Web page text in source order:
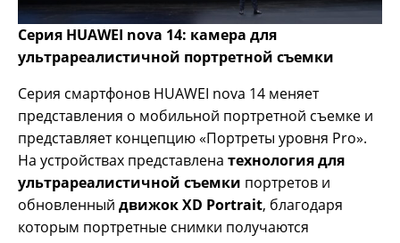
Серия HUAWEI nova 14: камера для
ультрареалистичной портретной съемки
Серия смартфонов HUAWEI nova 14 меняет
представления о мобильной портретной съемке и
представляет концепцию «Портреты уровня Pro».
На устройствах представлена технология для
ультрареалистичной съемки портретов и
обновленный движок XD Portrait, благодаря
которым портретные снимки получаются